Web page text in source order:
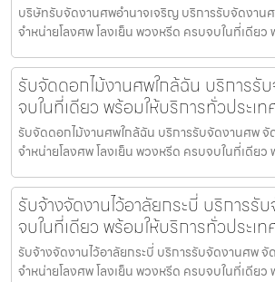
บริษัทรับจัดงานศพอำนาจเจริญ บริการรับจัดงาน
จำหน่ายโลงศพ โลงเย็น พวงหรีด ครบจบในที่เดียว
รับจัดดอกไม้งานศพใกล้ฉัน บริการรั
จบในที่เดียว พร้อมให้บริการทั่วประเท
รับจัดดอกไม้งานศพใกล้ฉัน บริการรับจัดงานศพ
จำหน่ายโลงศพ โลงเย็น พวงหรีด ครบจบในที่เดียว
รับจ้างจัดงานไว้อาลัยกระบี่ บริการรั
จบในที่เดียว พร้อมให้บริการทั่วประเท
รับจ้างจัดงานไว้อาลัยกระบี่ บริการรับจัดงานศพ
จำหน่ายโลงศพ โลงเย็น พวงหรีด ครบจบในที่เดียว